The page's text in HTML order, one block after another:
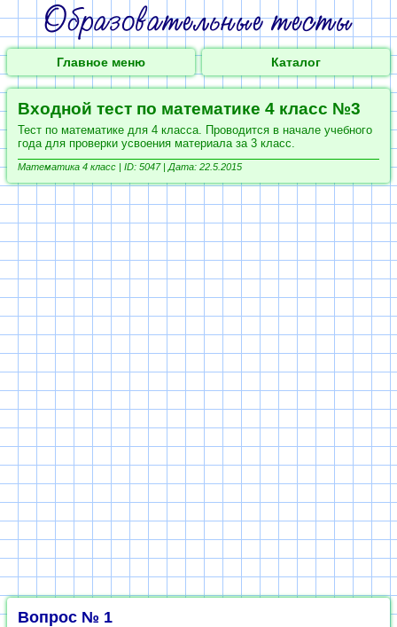
Главное меню Каталог
Входной тест по математике 4 класс №3
Тест по математике для 4 класса. Проводится в начале учебного
года для проверки усвоения материала за 3 класс.
Математика 4 класс | ID: 5047 | Дата: 22.5.2015
Вопрос № 1